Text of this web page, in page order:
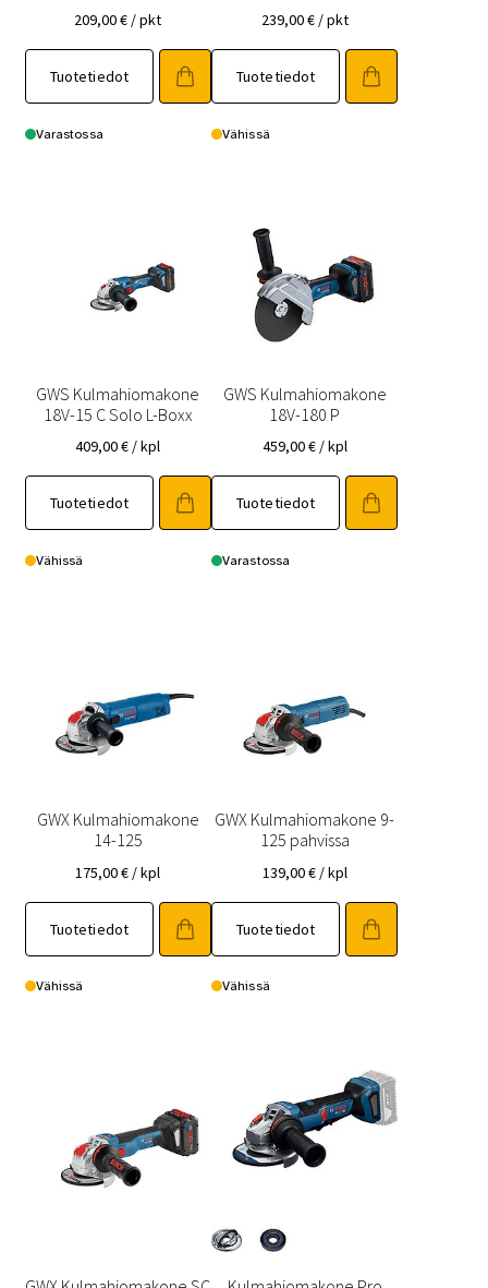
209,00€ / pkt
Tuotetiedot
Varastossa
239,00€ / pkt
Tuotetiedot
Vähissä
GWS Kulmahiomakone
18V-15 C Solo L-Boxx
409,00€ / kpl
Tuotetiedot
Vähissä
GWS Kulmahiomakone
18V-180 P
459,00€ / kpl
Tuotetiedot
Varastossa
GWX Kulmahiomakone
14-125
175,00€ / kpl
Tuotetiedot
Vähissä
GWX Kulmahiomakone 9-
125 pahvissa
139,00€ / kpl
Tuotetiedot
Vähissä